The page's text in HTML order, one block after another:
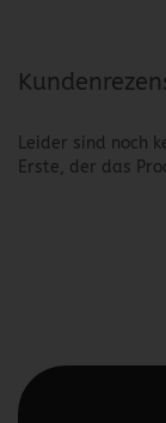
Leider sind noch
Erste, der das